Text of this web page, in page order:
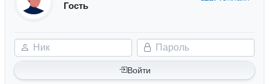
Гость
Ник Пароль
Войти